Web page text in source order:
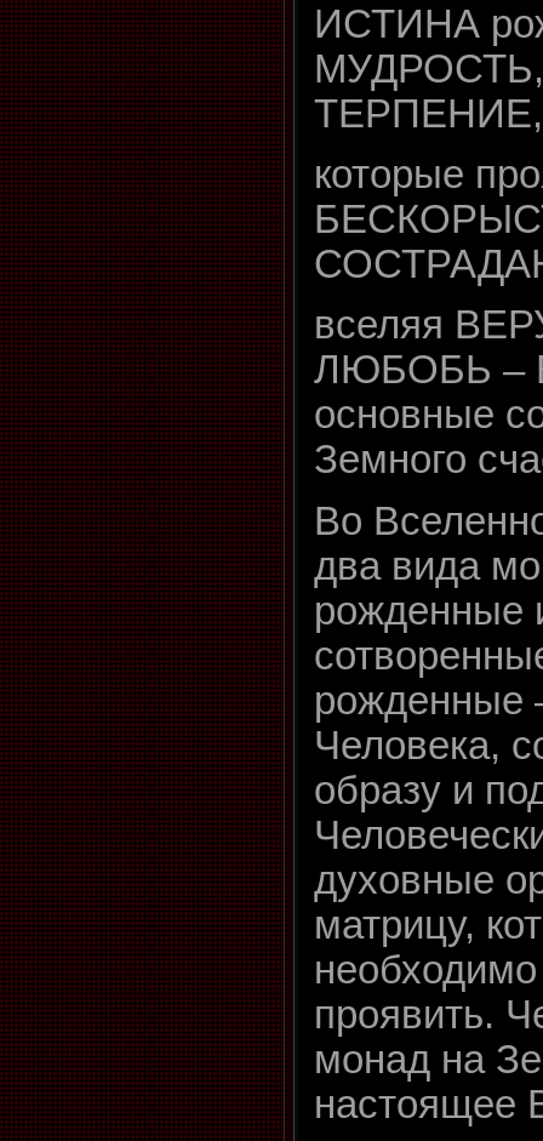
ИСТИНА
ТЕРПЕНИЕ,
которые
вселяя
ЛЮБОБЬ –
основные
Земного
Во
два вида
рожденные
рожденные
Человека,
образу и
духовные
матрицу,
проявить.
монад на
настоящее